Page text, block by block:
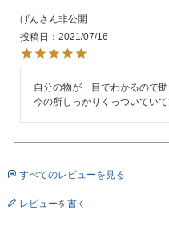
げん
非公開
投稿日
2021/07/16
自分の物が一目でわかるので助
今の所しっかりくっついてい
すべてのレビューを見る
レビューを書く